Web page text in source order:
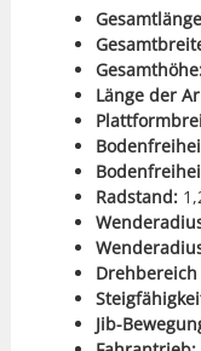
Länge der
Rad­stand:
Jib-